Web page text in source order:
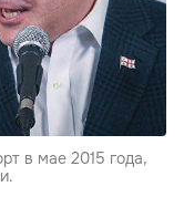
в мае 2015 года,